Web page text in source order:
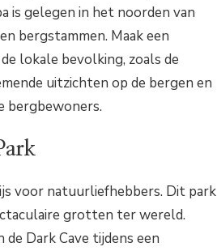
is gelegen in het noorden van
bergstammen. Maak een
lokale bevolking, zoals de
uitzichten op de bergen en
bergbewoners.
voor natuurliefhebbers. Dit park
grotten ter wereld.
Dark Cave tijdens een